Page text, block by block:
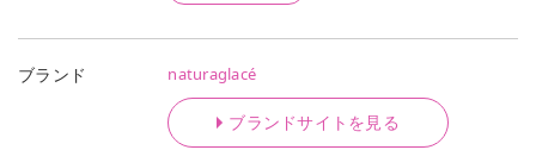
ブランド naturaglacé
ブランドサイトを見る